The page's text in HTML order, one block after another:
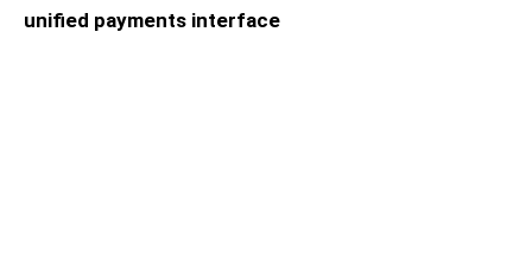
unified payments interface